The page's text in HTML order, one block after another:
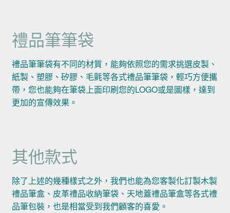
禮品筆筆袋
禮品筆筆袋有不同的材質，能夠依照您的需求挑選皮製、
紙製、塑膠、矽膠、毛氈等各式禮品筆筆袋，輕巧方便攜
帶，您也能夠在筆袋上面印刷您的LOGO或是圖樣，達到
更加的宣傳效果。
其他款式
除了上述的幾種樣式之外，我們也能為您客製化訂製木製
禮品筆盒、皮革禮品收納筆袋、天地蓋禮品筆盒等各式禮
品筆包裝，也是相當受到我們顧客的喜愛。